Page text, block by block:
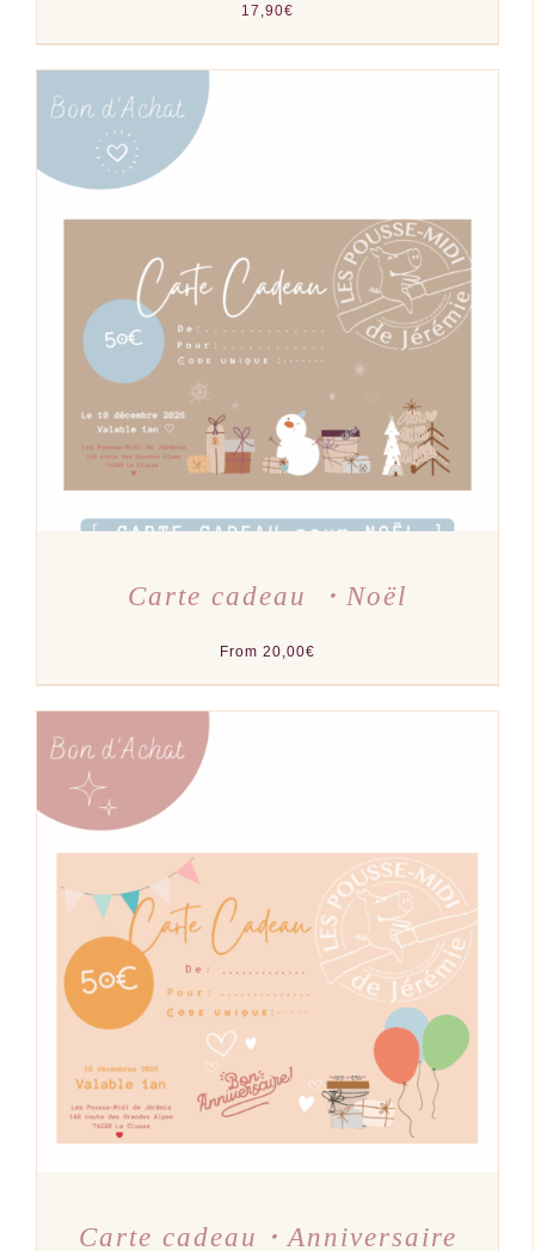
17,90€
CHOIX DES OPTIONS CE
PRODUIT
A
PLUSIEURS
VARIATIONS.
LES
PEUVENT
ÊTRE
CHOISIES
SUR
LA
PAGE
PRODUIT
/
DÉTAILS
Carte cadeau ・Noël
From 20,00€
CHOIX DES OPTIONS
CE
PRODUIT
A
PLUSIEURS
VARIATIONS.
OPTIONS
PEUVENT
ÊTRE
CHOISIES
SUR
LA
PAGE
DU
/
DÉTAILS
Carte cadeau・Anniversaire